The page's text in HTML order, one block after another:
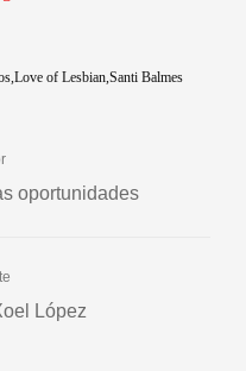
Love of Lesbian Santi Balmes
oportunidades
López